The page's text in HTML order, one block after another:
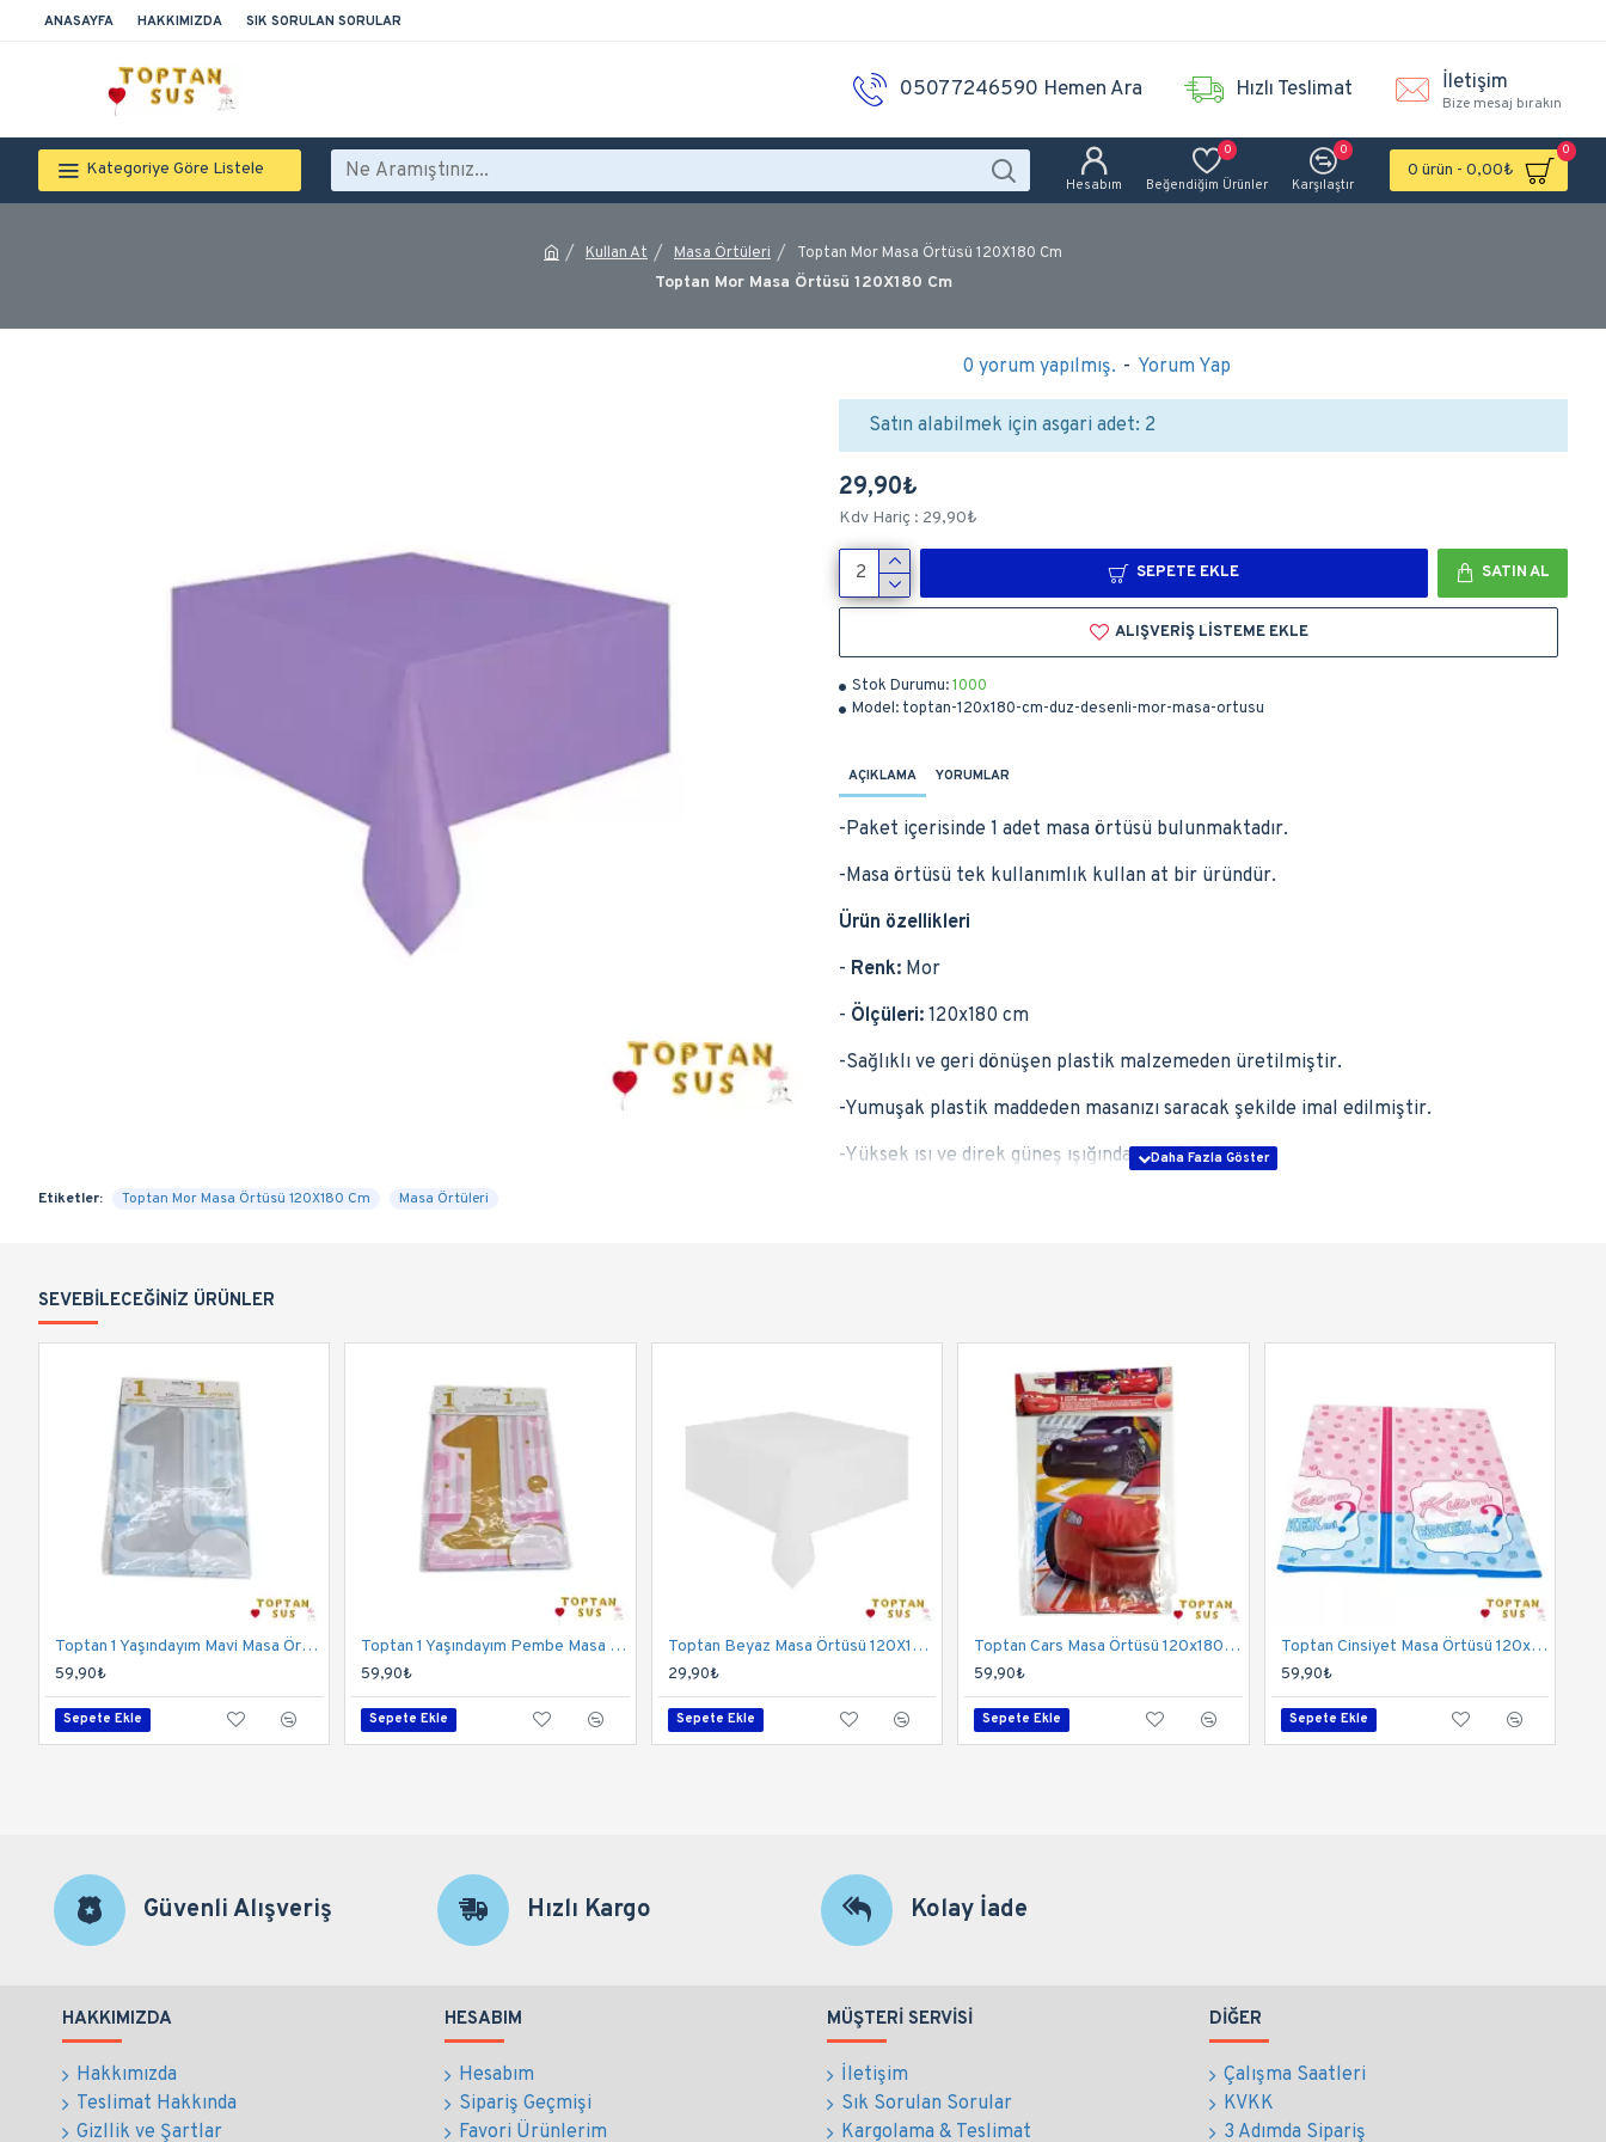
ANASAYFA HAKKIMIZDA SIK SORULAN SORULAR
05077246590 Hemen Ara Hızlı Teslimat İletişim
Bize mesaj bırakın
Kategoriye Göre Listele
Hesabım Beğendiğim Ürünler
0
Karşılaştır
0
0 ürün - 0,00₺
0
Kullan At Masa Örtüleri Toptan Mor Masa Örtüsü 120X180 Cm
Toptan Mor Masa Örtüsü 120X180 Cm
Stok Durumu:1000
Model: toptan-120x180-cm-duz-desenli-mor-masa-ortusu
0 yorum yapılmış. - Yorum Yap
29,90₺
Kdv Hariç : 29,90₺
SEPETE EKLE SATIN AL
ALIŞVERIŞ LISTEME EKLE
Satın alabilmek için asgari adet: 2
AÇIKLAMA YORUMLAR
-Paket içerisinde 1 adet masa örtüsü bulunmaktadır.
-Masa örtüsü tek kullanımlık kullan at bir üründür.
Ürün özellikleri
- Renk: Mor
- Ölçüleri: 120x180 cm
-Sağlıklı ve geri dönüşen plastik malzemeden üretilmiştir.
-Yumuşak plastik maddeden masanızı saracak şekilde imal edilmiştir.
-Yüksek ısı ve direk güneş ışığından uzak tutunuz.
Etiketler: Toptan Mor Masa Örtüsü 120X180 Cm Masa Örtüleri
SEVEBILECEĞINIZ ÜRÜNLER
Toptan 1 Yaşındayım Mavi Masa Örtüsü 120x180 Cm
59,90₺
Sepete Ekle
Toptan 1 Yaşındayım Pembe Masa Örtüsü 120x180 Cm
59,90₺
Sepete Ekle
Toptan Beyaz Masa Örtüsü 120X180 Cm
29,90₺
Sepete Ekle
Toptan Cars Masa Örtüsü 120x180 Cm
59,90₺
Sepete Ekle
Toptan Cinsiyet Masa Örtüsü 120x180 Cm
59,90₺
Sepete Ekle
Güvenli Alışveriş Hızlı Kargo Kolay İade
HAKKIMIZDA
Hakkımızda
Teslimat Hakkında
Gizllik ve Şartlar
HESABIM
Hesabım
Sipariş Geçmişi
Favori Ürünlerim
MÜŞTERI SERVISI
İletişim
Sık Sorulan Sorular
Kargolama & Teslimat
DIĞER
Çalışma Saatleri
KVKK
3 Adımda Sipariş